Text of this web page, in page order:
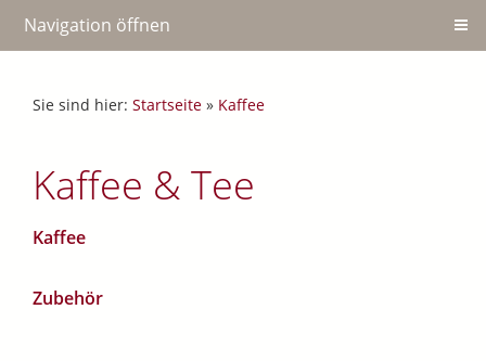
Navigation öffnen
Sie sind hier: Startseite » Kaffee
Kaffee & Tee
Kaffee
Zubehör